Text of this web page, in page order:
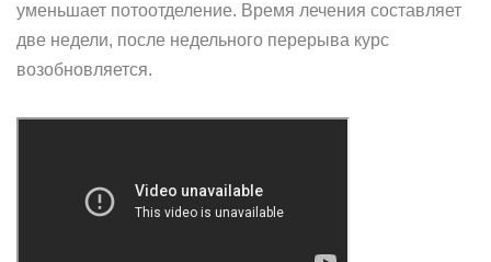
уменьшает потоотделение. Время лечения составляет
две недели, после недельного перерыва курс
возобновляется.